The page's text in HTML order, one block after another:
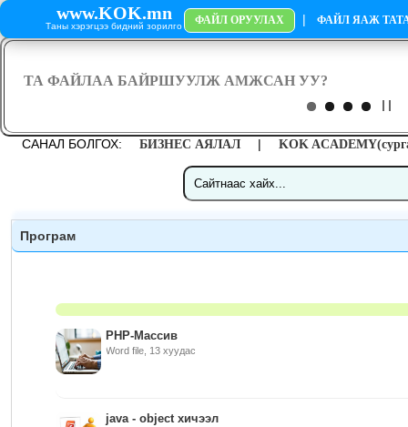
www.KOK.mn
Таны хэрэгцээ бидний зорилго ФАЙЛ ОРУУЛАХ | ФАЙЛ ЯАЖ
САНАЛ БОЛГОХ: БИЗНЕС АЯЛАЛ | KOK
Програм
PHP-Mассив
Word file, 13 хуудас
java - object хичээл